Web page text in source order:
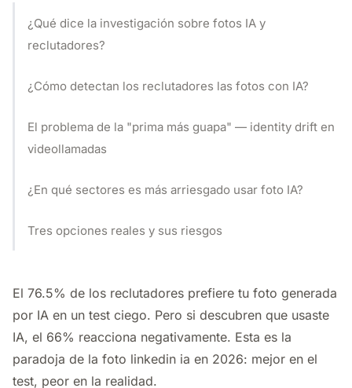
¿Qué dice la investigación sobre fotos IA y
reclutadores?
¿Cómo detectan los reclutadores las fotos con IA?
El problema de la "prima más guapa" — identity drift en
videollamadas
¿En qué sectores es más arriesgado usar foto IA?
Tres opciones reales y sus riesgos
El 76.5% de los reclutadores prefiere tu foto generada
por IA en un test ciego. Pero si descubren que usaste
IA, el 66% reacciona negativamente. Esta es la
paradoja de la foto linkedin ia en 2026: mejor en el
test, peor en la realidad.